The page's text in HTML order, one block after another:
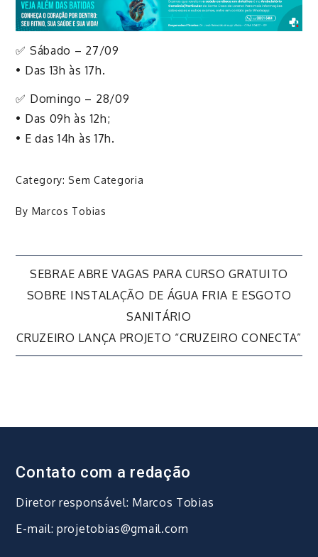
✅ Sábado – 27/09
• Das 13h às 17h.
✅ Domingo – 28/09
• Das 09h às 12h;
• E das 14h às 17h.
Category: Sem Categoria
By Marcos Tobias
Navegação
Post
SEBRAE ABRE VAGAS PARA CURSO GRATUITO
SOBRE INSTALAÇÃO DE ÁGUA FRIA E ESGOTO
SANITÁRIO
CRUZEIRO LANÇA PROJETO “CRUZEIRO CONECTA”
Contato com a redação
Diretor responsável: Marcos Tobias
E-mail: projetobias@gmail.com